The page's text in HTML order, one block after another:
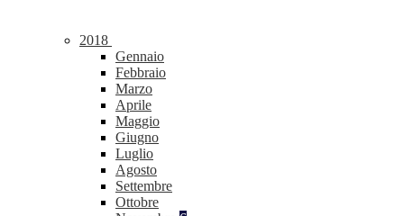
2018
Gennaio
Febbraio
Marzo
Aprile
Maggio
Giugno
Luglio
Agosto
Settembre
Ottobre